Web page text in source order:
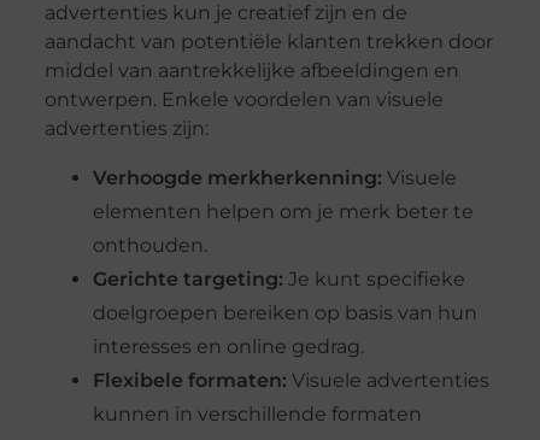
advertenties kun je creatief zijn en de
aandacht van potentiële klanten trekken door
middel van aantrekkelijke afbeeldingen en
ontwerpen. Enkele voordelen van visuele
advertenties zijn:
Verhoogde merkherkenning: Visuele
elementen helpen om je merk beter te
onthouden.
Gerichte targeting: Je kunt specifieke
doelgroepen bereiken op basis van hun
interesses en online gedrag.
Flexibele formaten: Visuele advertenties
kunnen in verschillende formaten